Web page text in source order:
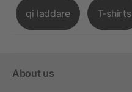
qi laddare T-shirts
About us